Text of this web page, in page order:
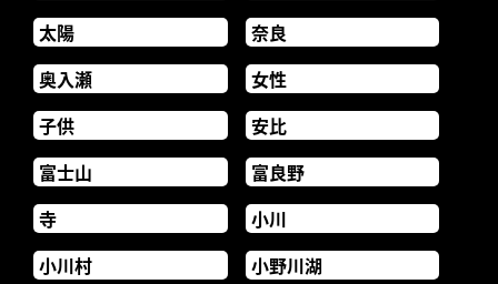
太陽
奈良
奥入瀬
女性
子供
安比
富士山
富良野
寺
小川
小川村
小野川湖